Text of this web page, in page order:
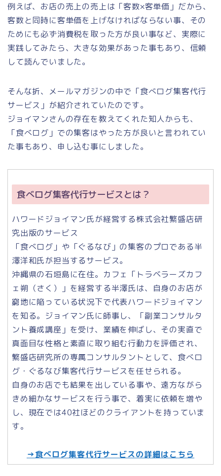
例えば、お店の売上の売上は「客数×客単価」だから、
客数と同時に客単価を上げなければならない事、その
ためにも必ず消費税を取った方が良い事など、実際に
実践してみたら、大きな効果があった事もあり、信頼
して読んでいました。
そんな折、メールマガジンの中で「食べログ集客代行
サービス」が紹介されていたのです。
ジョイマンさんの存在を教えてくれた知人からも、
「食べログ」での集客はやった方が良いと言われてい
た事もあり、申し込む事にしました。
食べログ集客代行サービスとは？
ハワードジョイマン氏が経営する株式会社繁盛店研
究出版のサービス
「食べログ」や「ぐるなび」の集客のプロである半
澤洋和氏が担当するサービス。
沖縄県の石垣島に在住。カフェ「トラベラーズカフ
ェ朔（さく）」を経営する半澤氏は、自身のお店が
窮地に陥っている状況下で代表ハワードジョイマン
を知る。ジョイマン氏に師事し、「副業コンサルタ
ント養成講座」を受け、業績を伸ばし、その実直で
真面目な性格と素直に取り組む行動力を評価され、
繁盛店研究所の専属コンサルタントとして、食べロ
グ・ぐるなび集客代行サービスを任せられる。
自身のお店でも結果を出している事や、遠方ながら
きめ細かなサービスを行う事で、着実に依頼を増や
し、現在では40社ほどのクライアントを持っていま
す。
→食べログ集客代行サービスの詳細はこちら